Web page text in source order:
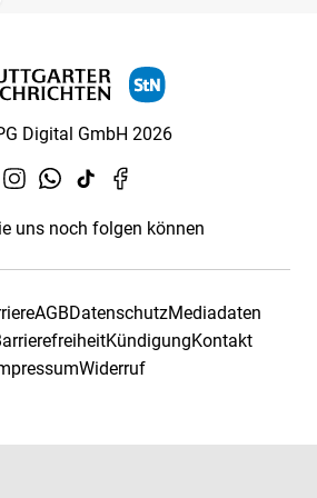
Digital GmbH 2026
uns noch folgen können
AGBDatenschutzMediadaten
KündigungKontakt
Widerruf